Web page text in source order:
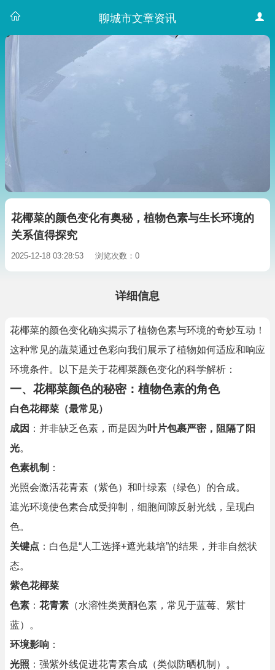
聊城市文章资讯
花椰菜的颜色变化有奥秘，植物色素与生长环境的
关系值得探究
2025-12-18 03:28:53 浏览次数：0
详细信息
花椰菜的颜色变化确实揭示了植物色素与环境的奇妙互动！
这种常见的蔬菜通过色彩向我们展示了植物如何适应和响应
环境条件。以下是关于花椰菜颜色变化的科学解析：
一、花椰菜颜色的秘密：植物色素的角色
白色花椰菜（最常见）
成因 ：并非缺乏色素，而是因为叶片包裹严密，阻隔了阳
光。
色素机制 ：
光照会激活花青素（紫色）和叶绿素（绿色）的合成。
遮光环境使色素合成受抑制，细胞间隙反射光线，呈现白
色。
关键点 ：白色是“人工选择+遮光栽培”的结果，并非自然状
态。
紫色花椰菜
色素 ： 花青素 （水溶性类黄酮色素，常见于蓝莓、紫甘
蓝）。
环境影响 ：
光照 ：强紫外线促进花青素合成（类似防晒机制）。